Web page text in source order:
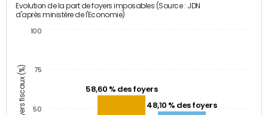
Evolution de la part de foyers imposables (Source : JDN
d'après ministère de l'Economie)
58,60 % des foyers
48,10 % des foyers
50
75
100